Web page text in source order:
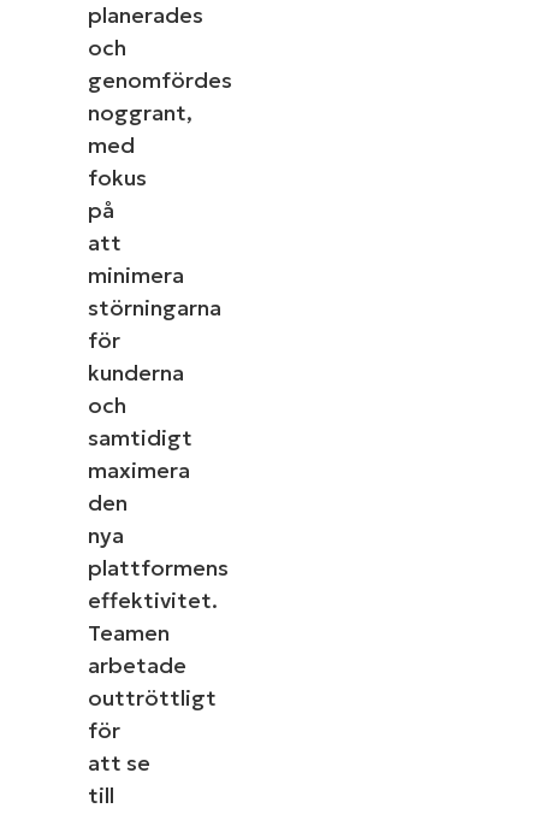
planerades
och
genomfördes
noggrant,
med
fokus
på
att
minimera
störningarna
för
kunderna
och
samtidigt
maximera
den
nya
plattformens
effektivitet.
Teamen
arbetade
outtröttligt
för
att se
till